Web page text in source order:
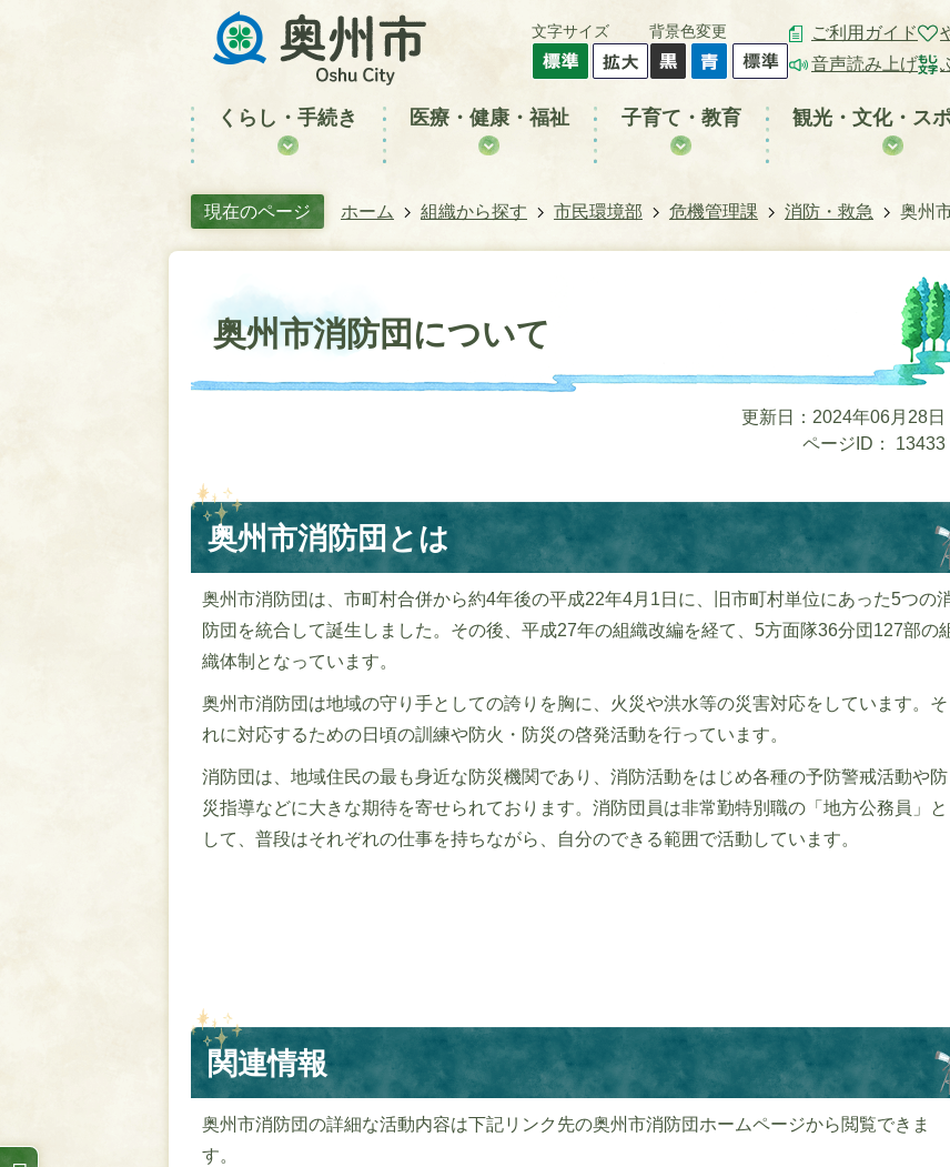
文字サイズ 背景色変更
ご利用ガイド
音声読み上げ
くらし・手続き 医療・健康・福祉 子育て・教育 観光・文化・ス
現在のページ ホーム 組織から探す 市民環境部 危機管理課 消防・救急 奥州
奥州市消防団について
更新日：2024年06月28日
ページID：
13433
奥州市消防団とは
奥州市消防団は、市町村合併から約4年後の平成22年4月1日に、旧市町村単位にあった5つの
防団を統合して誕生しました。その後、平成27年の組織改編を経て、5方面隊36分団127部の
織体制となっています。
奥州市消防団は地域の守り手としての誇りを胸に、火災や洪水等の災害対応をしています。そ
れに対応するための日頃の訓練や防火・防災の啓発活動を行っています。
消防団は、地域住民の最も身近な防災機関であり、消防活動をはじめ各種の予防警戒活動や防
災指導などに大きな期待を寄せられております。消防団員は非常勤特別職の「地方公務員」と
して、普段はそれぞれの仕事を持ちながら、自分のできる範囲で活動しています。
関連情報
奥州市消防団の詳細な活動内容は下記リンク先の奥州市消防団ホームページから閲覧できま
す。